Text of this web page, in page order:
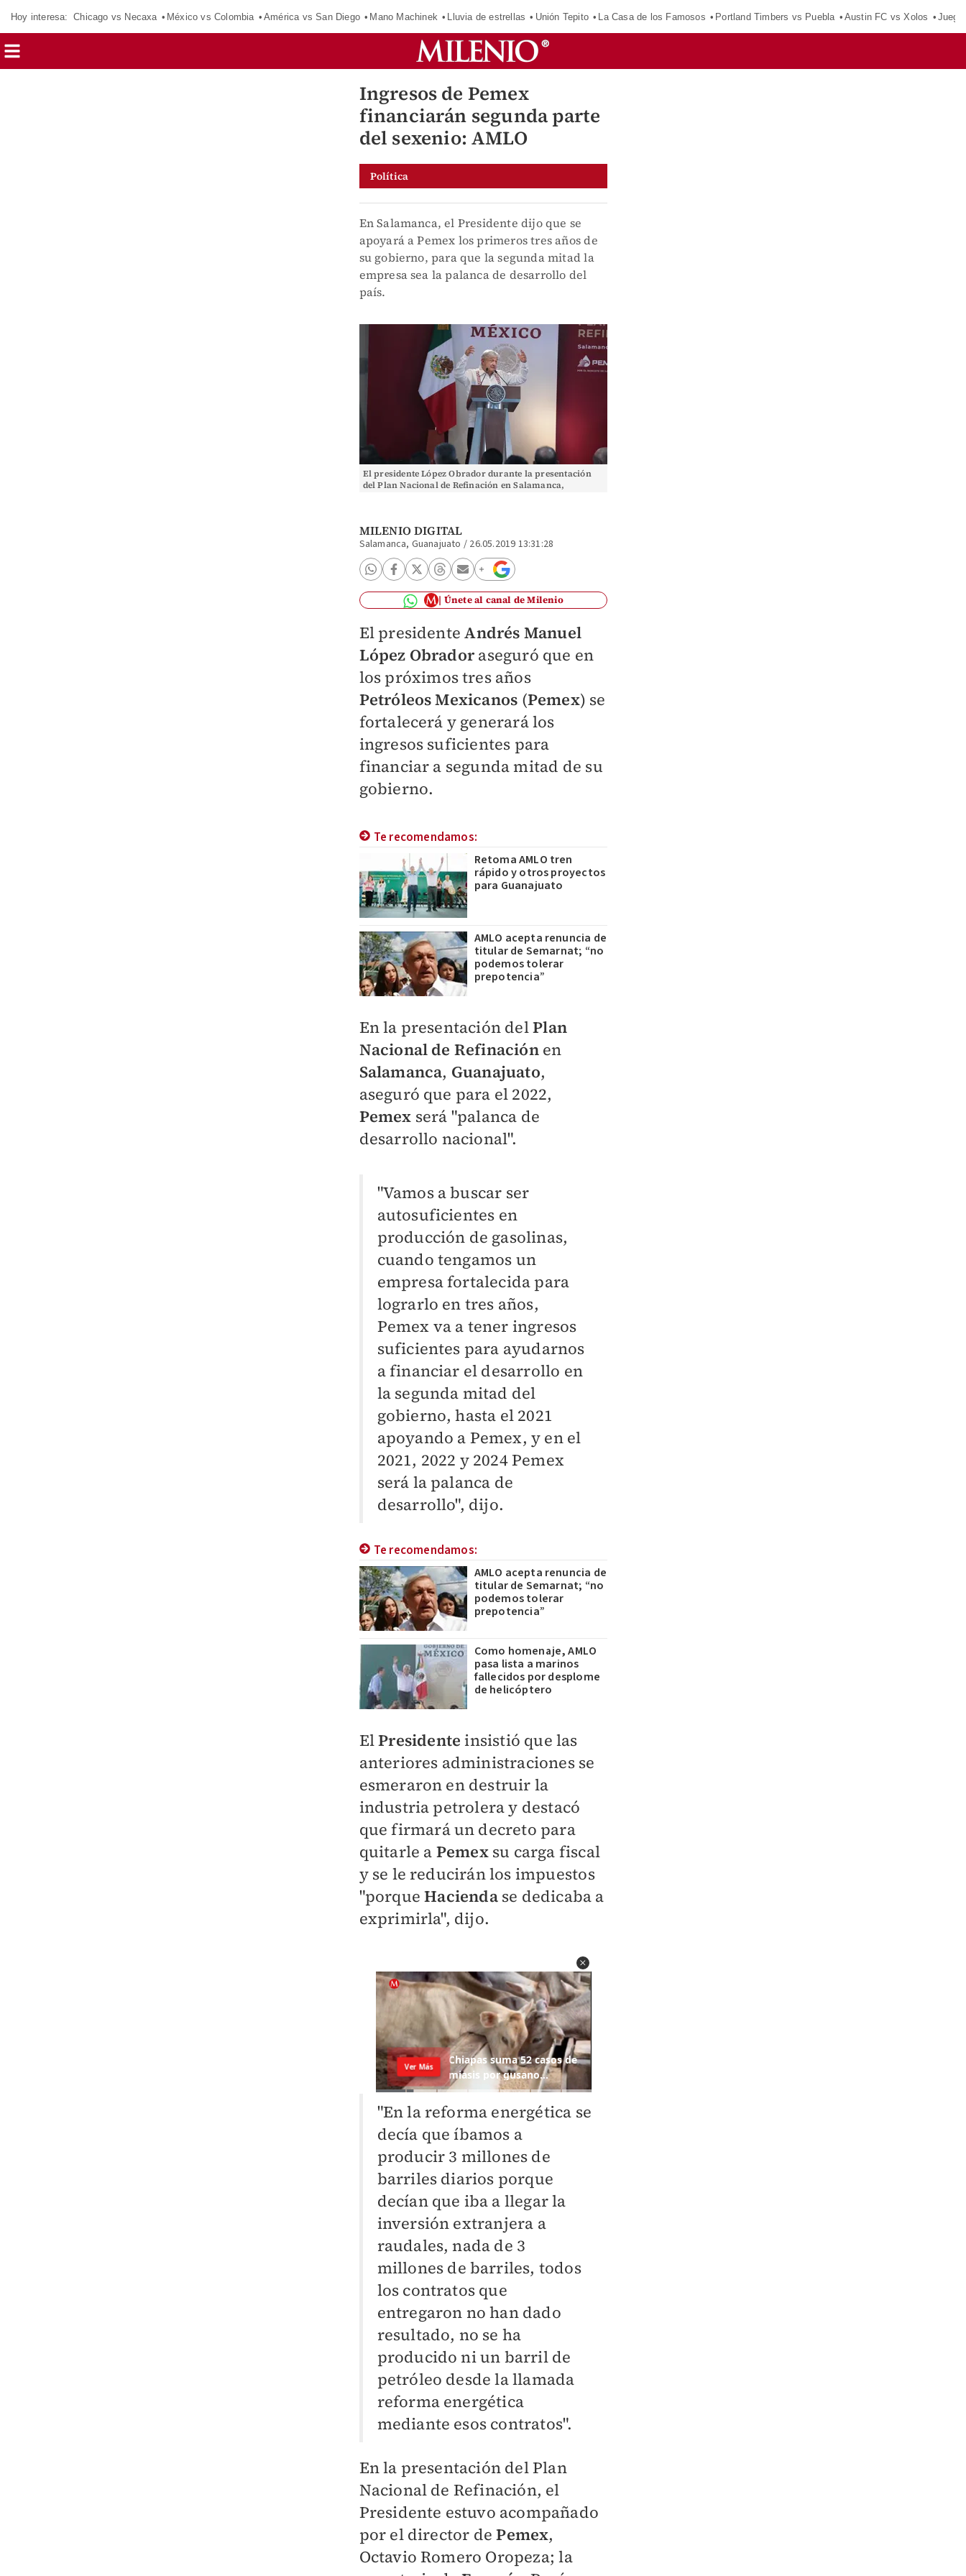
Hoy interesa: Chicago vs Necaxa México vs Colombia América vs San Diego Mano Machinek Lluvia de estrellas Unión Tepito La Casa de los Famosos Portland Timbers vs Puebla Austin FC vs Xolos
Ingresos de Pemex
financiarán segunda parte
del sexenio: AMLO
Política
En Salamanca, el Presidente dijo que se
apoyará a Pemex los primeros tres años de
su gobierno, para que la segunda mitad la
empresa sea la palanca de desarrollo del
país.
El presidente López Obrador durante la presentación
del Plan Nacional de Refinación en Salamanca,
MILENIO DIGITAL
Salamanca, Guanajuato / 26.05.2019 13:31:28
Únete al canal de Milenio
El presidente Andrés Manuel
López Obradoraseguró que en
los próximos tres años
Petróleos Mexicanos (Pemex) se
fortalecerá y generará los
ingresos suficientes para
financiar a segunda mitad de su
gobierno.
Te recomendamos:
Retoma AMLO tren
rápido y otros proyectos
para Guanajuato
AMLO acepta renuncia de
titular de Semarnat; “no
podemos tolerar
prepotencia”
En la presentación delPlan
Nacional de Refinación en
Salamanca, Guanajuato,
aseguró que para el 2022,
Pemex será "palanca de
desarrollo nacional".
"Vamos a buscar ser
autosuficientes en
producción de gasolinas,
cuando tengamos un
empresa fortalecida para
lograrlo en tres años,
Pemex va a tener ingresos
suficientes para ayudarnos
a financiar el desarrollo en
la segunda mitad del
gobierno, hasta el 2021
apoyando a Pemex, y en el
2021, 2022 y 2024 Pemex
será la palanca de
desarrollo", dijo.
Te recomendamos:
AMLO acepta renuncia de
titular de Semarnat; “no
podemos tolerar
prepotencia”
Como homenaje, AMLO
pasa lista a marinos
fallecidos por desplome
de helicóptero
ElPresidenteinsistió que las
anteriores administraciones se
esmeraron en destruir la
industria petrolera y destacó
que firmará un decreto para
quitarle a Pemex su carga fiscal
y se le reducirán los impuestos
"porqueHacienda se dedicaba a
exprimirla", dijo.
"En la reforma energética se
decía que íbamos a
producir 3 millones de
barriles diarios porque
decían que iba a llegar la
inversión extranjera a
raudales, nada de 3
millones de barriles, todos
los contratos que
entregaron no han dado
resultado, no se ha
producido ni un barril de
petróleo desde la llamada
reforma energética
mediante esos contratos".
En la presentación del Plan
Nacional de Refinación, el
Presidente estuvo acompañado
por el director dePemex,
Octavio Romero Oropeza; la